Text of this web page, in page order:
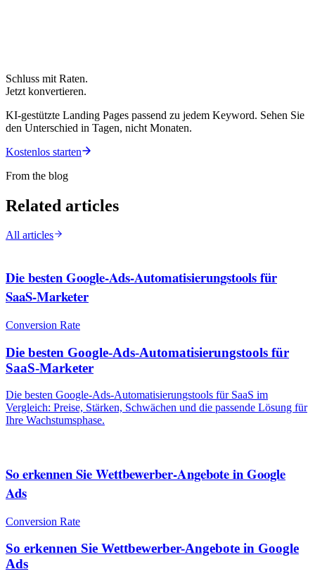
Schluss mit Raten.
Jetzt konvertieren.
KI-gestützte Landing Pages passend zu jedem Keyword. Sehen Sie
den Unterschied in Tagen, nicht Monaten.
Kostenlos starten
From the blog
Related articles
All articles
Die besten Google-Ads-Automatisierungstools für
SaaS-Marketer
Conversion Rate
Die besten Google-Ads-Automatisierungstools für
SaaS-Marketer
Die besten Google-Ads-Automatisierungstools für SaaS im
Vergleich: Preise, Stärken, Schwächen und die passende Lösung für
Ihre Wachstumsphase.
So erkennen Sie Wettbewerber-Angebote in Google
Ads
Conversion Rate
So erkennen Sie Wettbewerber-Angebote in Google
Ads